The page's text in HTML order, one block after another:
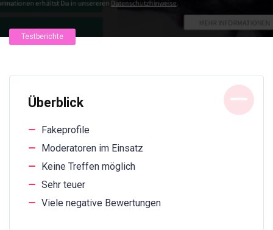
Testberichte
Überblick
Fakeprofile
Moderatoren im Einsatz
Keine Treffen möglich
Sehr teuer
Viele negative Bewertungen